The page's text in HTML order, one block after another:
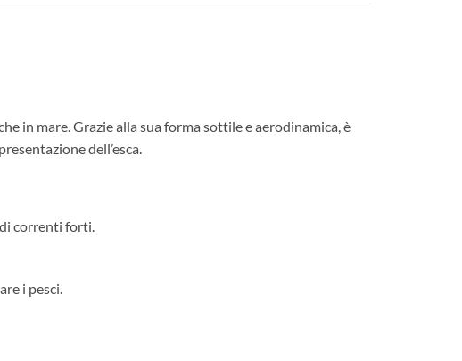
in mare. Grazie alla sua forma sottile e aerodinamica, è
dell’esca.
correnti forti.
i pesci.